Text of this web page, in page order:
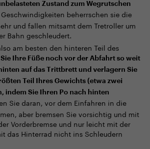
Zustand zum Wegrutschen
beherrschen sie die
und fallen mitsamt dem Tretroller um
Bahn geschleudert.
am besten den hinteren Teil des
Ihre Füße noch vor der Abfahrt so weit
auf das Trittbrett und verlagern Sie
Teil Ihres Gewichts (etwa zwei
indem Sie Ihren Po nach hinten
Sie daran, vor dem Einfahren in die
aber bremsen Sie vorsichtig und mit
Vorderbremse und nur leicht mit der
das Hinterrad nicht ins Schleudern